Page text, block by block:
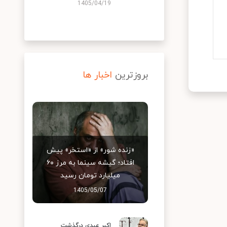
1405/04/19
بروزترین اخبار ها
«زنده شور» از «استخر» پیش
افتاد؛ گیشه سینما به مرز ۶۰
میلیارد تومان رسید
1405/05/07